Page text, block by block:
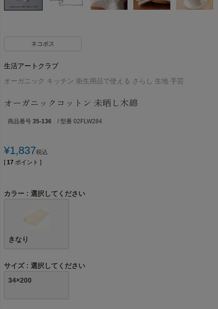
ネコポス
生活アートクラブ
オーガニック キッチン 衛生用品で使える さらし 生地 手芸
オーガニックコットン 未晒し木綿
商品番号 35-136 / 型番 02FLW284
¥1,837税込
[ 17 ポイント ]
カラー 選択してください
きなり
サイズ
選択してください
34×200